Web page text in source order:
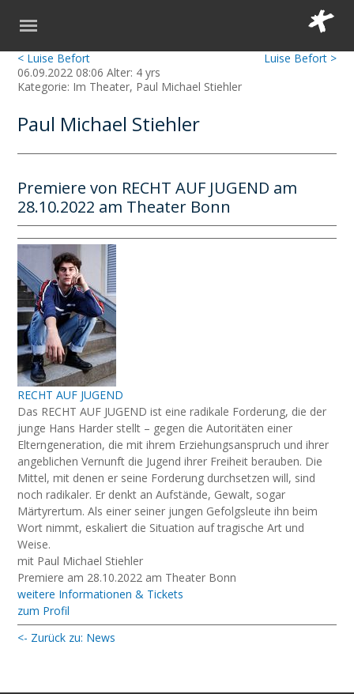
Luise Befort >
< Luise Befort
06.09.2022 08:06 Alter: 4 yrs
Kategorie: Im Theater, Paul Michael Stiehler
Paul Michael Stiehler
Premiere von RECHT AUF JUGEND am
28.10.2022 am Theater Bonn
RECHT AUF JUGEND
Das RECHT AUF JUGEND ist eine radikale Forderung, die der
junge Hans Harder stellt – gegen die Autoritäten einer
Elterngeneration, die mit ihrem Erziehungsanspruch und ihrer
angeblichen Vernunft die Jugend ihrer Freiheit berauben. Die
Mittel, mit denen er seine Forderung durchsetzen will, sind
noch radikaler. Er denkt an Aufstände, Gewalt, sogar
Märtyrertum. Als einer seiner jungen Gefolgsleute ihn beim
Wort nimmt, eskaliert die Situation auf tragische Art und
Weise.
mit Paul Michael Stiehler
Premiere am 28.10.2022 am Theater Bonn
weitere Informationen & Tickets
zum Profil
<- Zurück zu: News